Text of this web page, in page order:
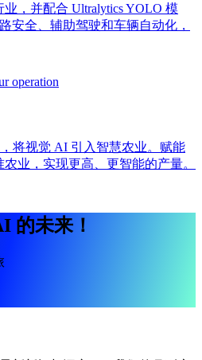
，并配合 Ultralytics YOLO 模
安全、辅助驾驶和车辆自动化，
将视觉 AI 引入智慧农业。赋能
业，实现更高、更智能的产量。
的未来！